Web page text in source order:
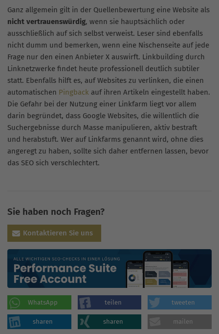
Ganz allgemein gilt in der Quellenbewertung eine Website als
nicht vertrauenswürdig, wenn sie hauptsächlich oder
ausschließlich auf sich selbst verweist. Leser sind ebenfalls
nicht dumm und bemerken, wenn eine Nischenseite auf jede
Frage nur den einen Anbieter X auswirft. Linkbuilding durch
Linknetzwerke findet heute professionell deutlich subtiler
statt. Ebenfalls hilft es, auf Websites zu verlinken, die einen
automatischen Pingback auf ihren Artikeln eingestellt haben.
Die Gefahr bei der Nutzung einer Linkfarm liegt vor allem
darin begründet, dass Google Websites, die willentlich die
Suchergebnisse durch Masse manipulieren, aktiv bestraft
und herabstuft. Wer auf Linkfarms genannt wird, ohne dies
angeregt zu haben, sollte sich daher entfernen lassen, bevor
das SEO sich verschlechtert.
Sie haben noch Fragen?
Kontaktieren Sie uns
WhatsApp teilen tweeten
sharen sharen mailen